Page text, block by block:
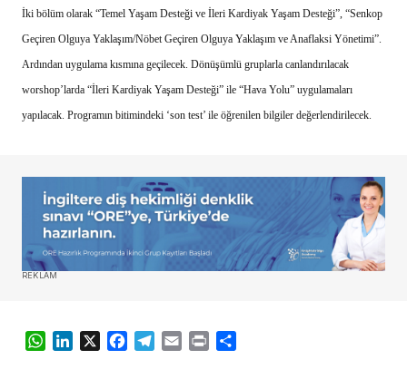
İki bölüm olarak “Temel Yaşam Desteği ve İleri Kardiyak Yaşam Desteği”, “Senkop
Geçiren Olguya Yaklaşım/Nöbet Geçiren Olguya Yaklaşım ve Anaflaksi Yönetimi”.
Ardından uygulama kısmına geçilecek. Dönüşümlü gruplarla canlandırılacak
worshop’larda “İleri Kardiyak Yaşam Desteği” ile “Hava Yolu” uygulamaları
yapılacak. Programın bitimindeki ‘son test’ ile öğrenilen bilgiler değerlendirilecek.
REKLAM
WhatsApp
LinkedIn
X Facebook
Telegram
Email Print